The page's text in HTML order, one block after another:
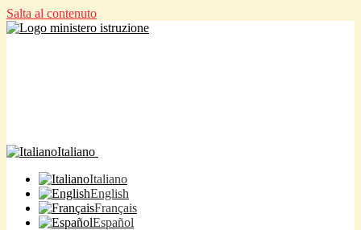
Salta al contenuto
Italiano
Italiano
English
Français
Español